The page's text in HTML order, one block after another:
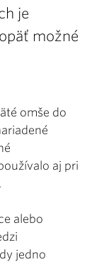
je
možné
omše do
aj pri
alebo
jedno